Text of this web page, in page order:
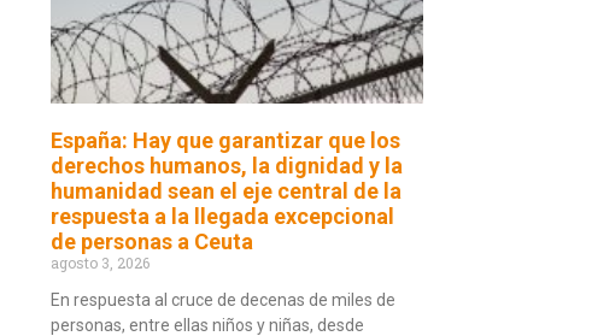
España: Hay que garantizar que los
derechos humanos, la dignidad y la
humanidad sean el eje central de la
respuesta a la llegada excepcional
de personas a Ceuta
agosto 3, 2026
En respuesta al cruce de decenas de miles de
personas, entre ellas niños y niñas, desde